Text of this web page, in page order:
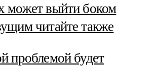
может выйти боком
читайте также
проблемой будет